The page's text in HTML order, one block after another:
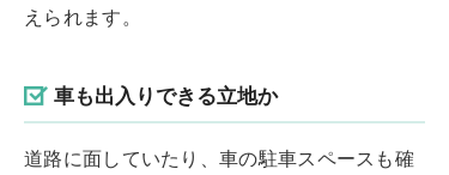
えられます。
車も出入りできる立地か
道路に面していたり、車の駐車スペースも確